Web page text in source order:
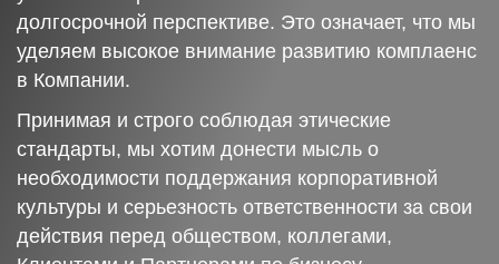
долгосрочной перспективе. Это означает, что мы
уделяем высокое внимание развитию комплаенс
в Компании.
Принимая и строго соблюдая этические
стандарты, мы хотим донести мысль о
необходимости поддержания корпоративной
культуры и серьезность ответственности за свои
действия перед обществом, коллегами,